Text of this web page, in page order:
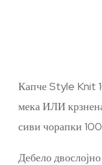
Капче Style Knit
мека ИЛИ
сиви чорапки
Дебело